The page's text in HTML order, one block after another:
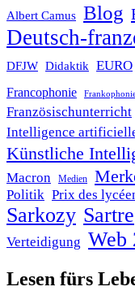
Albert Camus Blog
Deutsch-
DFJW Didaktik EURO
Francophonie
Französischunterricht
Intelligence
Künstliche
Macron Medien
Politik Prix des
Sarkozy Sartre
Verteidigung Web
Lesen fürs